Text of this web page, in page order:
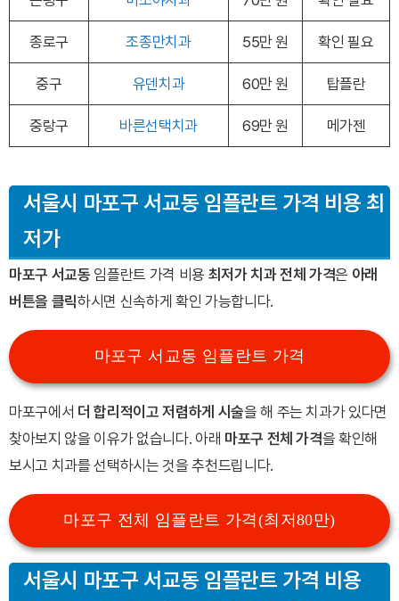
종로구 조종만치과 55만 원 확인 필요
중구 유덴치과 60만 원 탑플란
중랑구 바른선택치과 69만 원 메가젠
서울시 마포구 서교동 임플란트 가격 비용 최
저가
마포구 서교동 임플란트 가격 비용 최저가 치과 전체 가격은 아래
버튼을 클릭하시면 신속하게 확인 가능합니다.
마포구 서교동 임플란트 가격
마포구에서 더 합리적이고 저렴하게 시술을 해 주는 치과가 있다면
찾아보지 않을 이유가 없습니다. 아래 마포구 전체 가격을 확인해
보시고 치과를 선택하시는 것을 추천드립니다.
마포구 전체 임플란트 가격(최저80만)
서울시 마포구 서교동 임플란트 가격 비용